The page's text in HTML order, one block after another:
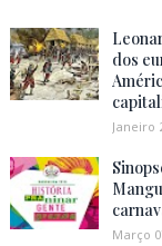
dos
Janeiro
Março